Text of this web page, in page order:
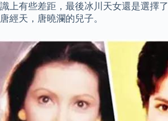
識上有些差距，最後冰川天女還是選擇
唐經天，唐曉瀾的兒子。